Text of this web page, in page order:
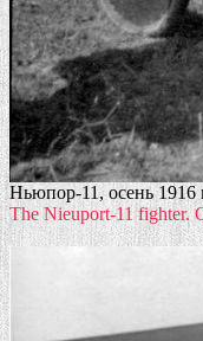
Ньюпор-11, осень 1916
The Nieuport-11 fighter.